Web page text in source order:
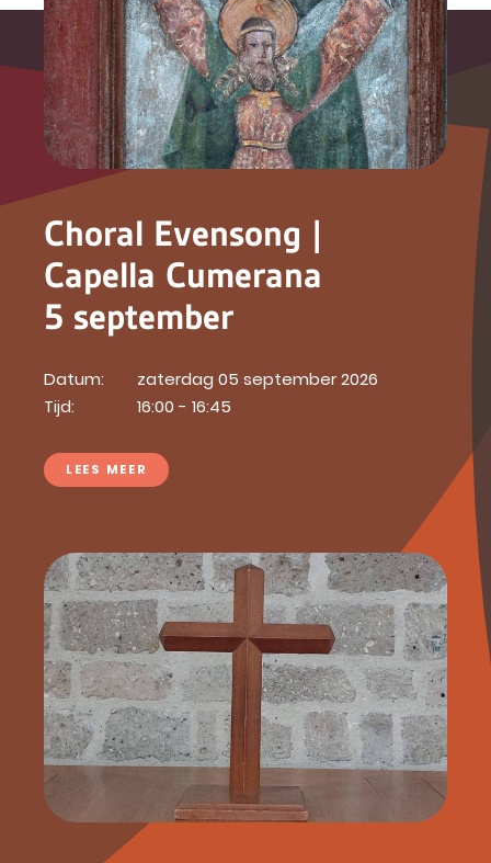
Choral Evensong |
Capella Cumerana
5 september
Datum:
Tijd:
zaterdag 05 september 2026
16:00 - 16:45
LEES MEER